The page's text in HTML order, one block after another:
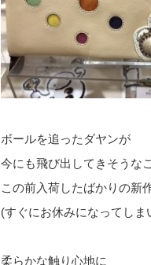
ボールを追ったダヤンが
今にも飛び出してきそうな
この前入荷したばかりの新
(すぐにお休みになってしま
柔らかな触り心地に